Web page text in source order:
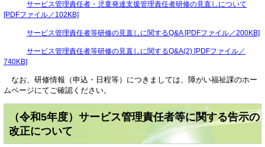
サービス管理責任者・児童発達支援管理責任者研修の見直しについて
[PDFファイル／102KB]
サービス管理責任者等研修の見直しに関するQ&A [PDFファイル／200KB]
サービス管理責任者等研修の見直しに関するQ&A(2) [PDFファイル／
740KB]
なお、研修情報（申込・日程等）につきましては、障がい福祉課のホー
ムページにてご確認ください。
（令和5年度）サービス管理責任者等に関する告示の
改正について